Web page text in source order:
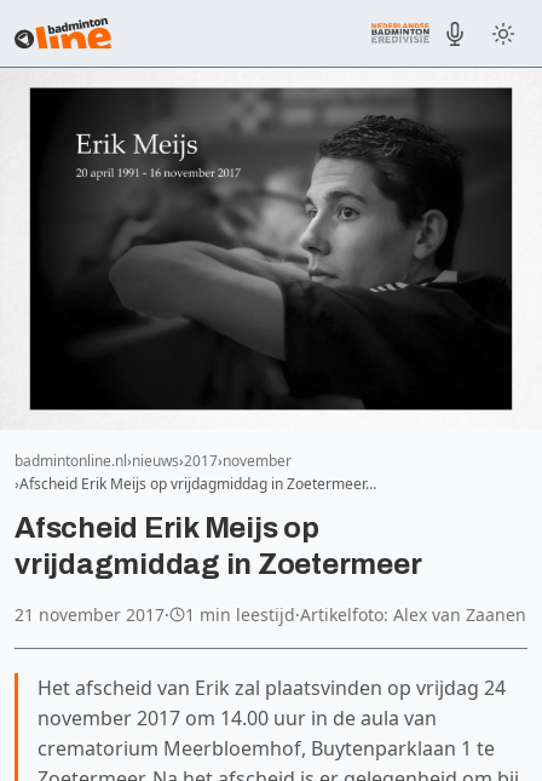
badmintonline.nl nieuws 2017 november
Afscheid Erik Meijs op vrijdagmiddag in Zoetermeer…
Afscheid Erik Meijs op
vrijdagmiddag in Zoetermeer
21 november 2017· 1 min leestijd·Artikelfoto: Alex van Zaanen
Het afscheid van Erik zal plaatsvinden op vrijdag 24
november 2017 om 14.00 uur in de aula van
crematorium Meerbloemhof, Buytenparklaan 1 te